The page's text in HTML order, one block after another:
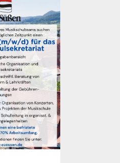
Stadtinfo
Jubiläumsjahr 2021
Partnerstädte
Projekte
Schulentwicklung Bizet
Sanierung Hallenbad